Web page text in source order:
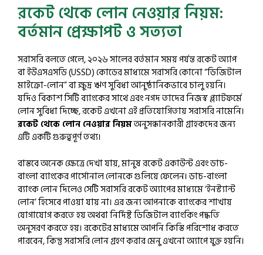
রকেট থেকে লোন নেওয়ার নিয়ম:
বর্তমান প্রেক্ষাপট ও সত্যতা
সরাসরি বলতে গেলে, ২০২৬ সালের বর্তমান সময় পর্যন্ত রকেট অ্যাপ
বা ইউএসএসডি (USSD) কোডের মাধ্যমে সরাসরি কোনো “ডিজিটাল
মাইক্রো-লোন” বা ক্ষুদ্র ঋণ সুবিধা আনুষ্ঠানিকভাবে চালু হয়নি।
যদিও বিকাশ সিটি ব্যাংকের সাথে এবং নগদ তাদের নিজস্ব প্ল্যাটফর্মে
লোন সুবিধা দিচ্ছে, রকেট এখনো এই প্রতিযোগিতায় সরাসরি নামেনি।
রকেট থেকে লোন নেওয়ার নিয়মঅনুসন্ধানকারী গ্রাহকদের জন্য
এটি একটি গুরুত্বপূর্ণ তথ্য।
বাস্তবে অনেক ক্ষেত্রে দেখা যায়, মানুষ রকেট একাউন্ট এবং ডাচ-
বাংলা ব্যাংকের পার্সোনাল লোনকে গুলিয়ে ফেলেন। ডাচ-বাংলা
ব্যাংক লোন দিলেও সেটি সরাসরি রকেট অ্যাপের মাধ্যমে ‘ইনস্ট্যান্ট
লোন’ হিসেবে পাওয়া যায় না। এর জন্য আপনাকে ব্যাংকের শাখায়
যোগাযোগ করতে হয় অথবা নির্দিষ্ট ডিজিটাল ব্যাংকিং পদ্ধতি
অনুসরণ করতে হয়। রকেটের মাধ্যমে আপনি কিস্তি পরিশোধ করতে
পারবেন, কিন্তু সরাসরি লোন গ্রহণ করার মেনু এখনো অ্যাপে যুক্ত হয়নি।